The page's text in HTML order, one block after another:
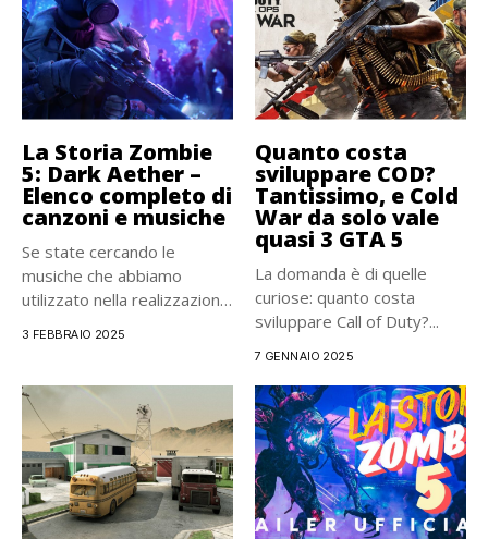
La Storia Zombie
5: Dark Aether –
Elenco completo di
canzoni e musiche
Se state cercando le
musiche che abbiamo
utilizzato nella realizzazione
3 FEBBRAIO 2025
Quanto costa
sviluppare COD?
Tantissimo, e Cold
War da solo vale
quasi 3 GTA 5
La domanda è di quelle
curiose: quanto costa
sviluppare Call of Duty?...
7 GENNAIO 2025